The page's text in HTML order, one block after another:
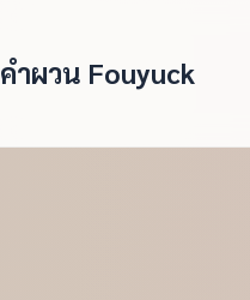
คำผวน Fouyuck